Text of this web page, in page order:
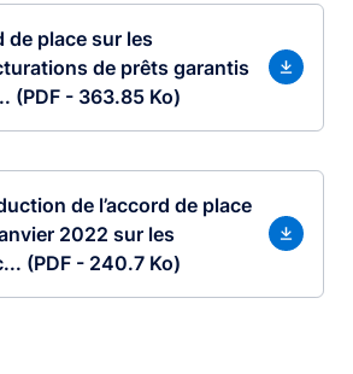
de place sur les
de prêts garantis
(PDF - 363.85 Ko)
de l’accord de place
2022 sur les
(PDF - 240.7 Ko)